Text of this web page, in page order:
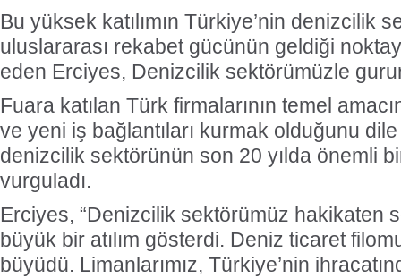
Bu yüksek katılımın Türkiye’nin denizcilik
uluslararası rekabet gücünün geldiği
eden Erciyes, Denizcilik sektörümüzle
Fuara katılan Türk firmalarının temel
ve yeni iş bağlantıları kurmak olduğunu
denizcilik sektörünün son 20 yılda önemli
vurguladı.
Erciyes, “Denizcilik sektörümüz hakikaten
büyük bir atılım gösterdi. Deniz ticaret
büyüdü. Limanlarımız, Türkiye’nin